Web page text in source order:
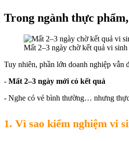
Trong ngành thực
Mất 2–3 ngày chờ kết quả vi
Tuy nhiên, phần lớn doanh nghiệp vẫn
- Mất 2–3 ngày mới có kết quả
- Nghe có vẻ bình thường… nhưng
1. Vì sao kiểm nghiệm vi